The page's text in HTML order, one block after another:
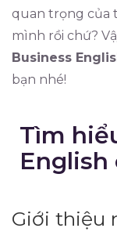
quan trọng của
mình rồi chứ?
Business
bạn nhé!
Tìm
English
Giới thiệu